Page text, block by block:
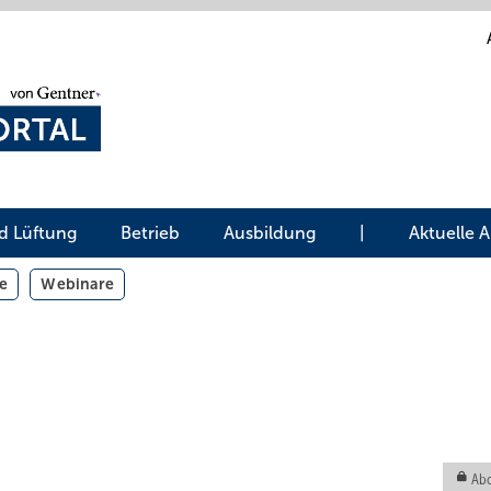
Lüftung Betrieb Ausbildung Aktuelle
Webinare